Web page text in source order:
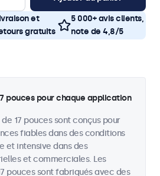
et
gratuits
5 000+ avis clients,
note de 4,8/5
pouces pour chaque application
17 pouces sont conçus pour
fiables dans des conditions
et intensive dans des
et commerciales. Les
pouces sont fabriqués avec des